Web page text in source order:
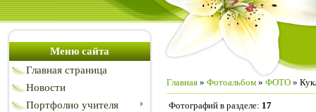
Меню сайта
Главная страница
Новости
Портфолио учителя
Главная » Фотоальбом » ФОТО »
Фотографий в разделе: 17